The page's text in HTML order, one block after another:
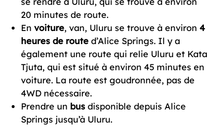
20 minutes de route.
En voiture, van, Uluru se trouve à environ 4
heures de routed’Alice Springs. Il y a
également une route qui relie Uluru et Kata
Tjuta, qui est situé à environ 45 minutes en
voiture. La route est goudronnée, pas de
4WD nécessaire.
Prendre un busdisponible depuis Alice
Springs jusqu’à Uluru.